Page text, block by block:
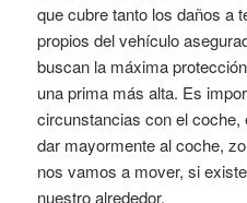
que cubre tanto los daños a
propios del vehículo
buscan la máxima
una prima más alta. Es
circunstancias con el
dar mayormente al coche,
nos vamos a mover, si
nuestro alrededor.